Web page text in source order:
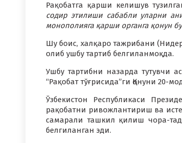
Рақобатга қарши келишув
содир этилиши сабабли уларни
монополияга қарши органга қонун
Шу боис, халқаро тажрибани
олиб ушбу тартиб белгиланмоқда.
Ушбу тартибни назарда тутувчи
“Рақобат тўғрисида”ги Қонуни 20-
Ўзбекистон Республикаси
рақобатни ривожлантириш ва
самарали ташкил қилиш чора-
белгиланган эди.